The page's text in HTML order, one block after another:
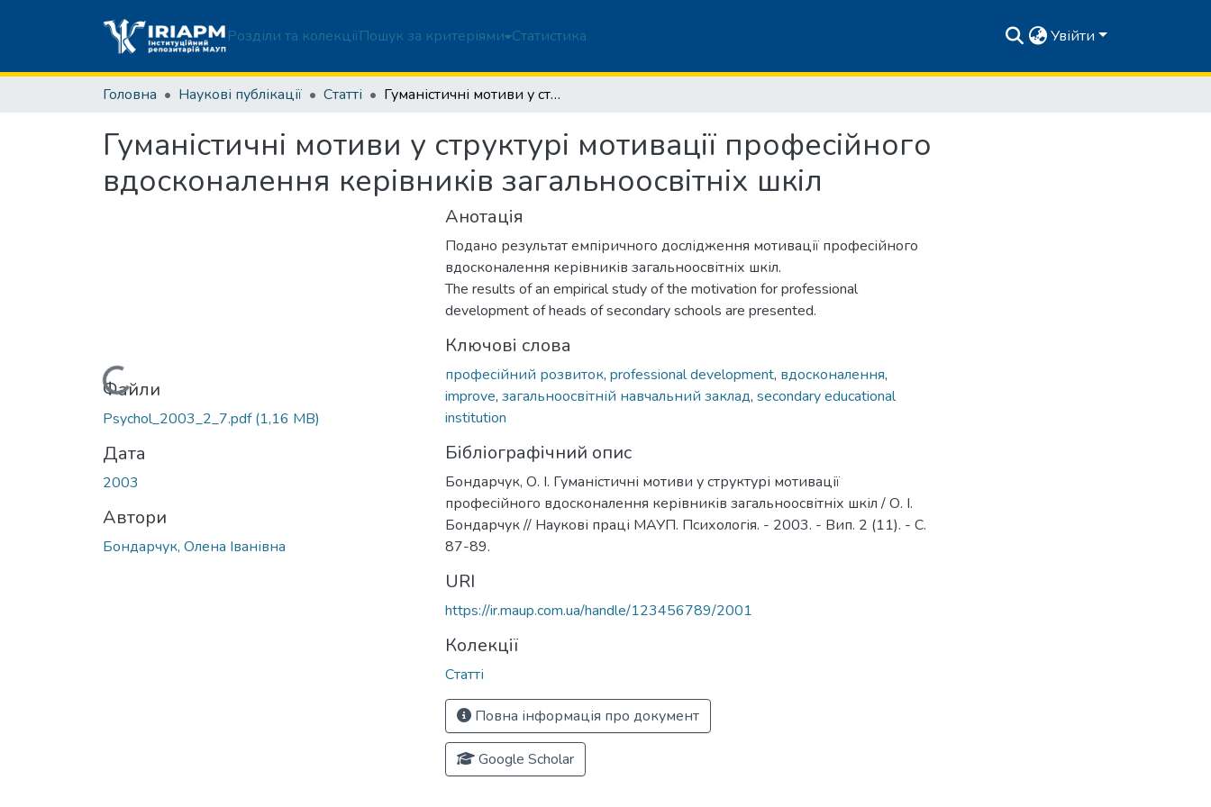
Розділи та колекціїПошук за критеріями Статистика Увійти
Головна Наукові публікації Статті Гуманістичні мотиви у структурі мотивації професійного вдосконалення керівників загальноосвітніх шкіл
Гуманістичні мотиви у структурі мотивації професійного
вдосконалення керівників загальноосвітніх шкіл
Вантажиться...
Файли
Psychol_2003_2_7.pdf(1,16 MB)
Дата
2003
Автори
Бондарчук, Олена Іванівна
Анотація
Подано результат емпіричного дослідження мотивації професійного
вдосконалення керівників загальноосвітніх шкіл.
The results of an empirical study of the motivation for professional
development of heads of secondary schools are presented.
Ключові слова
професійний розвиток, professional development, вдосконалення,
improve, загальноосвітній навчальний заклад, secondary educational
institution
Бібліографічний опис
Бондарчук, О. І. Гуманістичні мотиви у структурі мотивації
професійного вдосконалення керівників загальноосвітніх шкіл / О. І.
Бондарчук // Наукові праці МАУП. Психологія. - 2003. - Вип. 2 (11). - С.
87-89.
URI
https://ir.maup.com.ua/handle/123456789/2001
Колекції
Статті
Повна інформація про документ
Google Scholar